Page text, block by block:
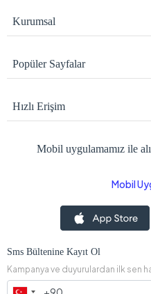
Kurumsal
Popüler Sayfalar
Hızlı Erişim
Mobil uygulamamız ile
Mobil
Sms Bültenine Kayıt Ol
Kampanya ve duyurulardan ilk sen